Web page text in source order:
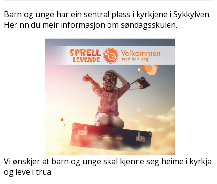
Barn og unge har ein sentral plass i kyrkjene i Sykkylven.
Her finn du meir informasjon om søndagsskulen.
Vi ønskjer at barn og unge skal kjenne seg heime i kyrkja
og leve i trua.